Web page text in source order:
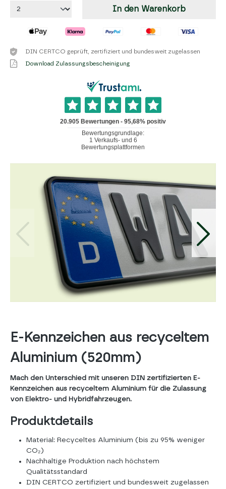
E-Kennzeichen aus recyceltem
Aluminium (520mm)
Mach den Unterschied mit unseren DIN zertifizierten E-
Kennzeichen aus recyceltem Aluminium für die Zulassung
von Elektro- und Hybridfahrzeugen.
Produktdetails
Material: Recyceltes Aluminium (bis zu 95% weniger
CO₂)
Nachhaltige Produktion nach höchstem
Qualitätsstandard
DIN CERTCO zertifiziert und bundesweit zugelassen
In den Warenkorb
DIN CERTCO geprüft, zertifiziert und bundesweit zugelassen
Download Zulassungsbescheinigung